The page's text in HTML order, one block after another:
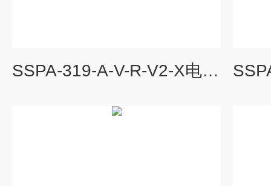
SSPA-319-A-V-R-V2-X电动泵单元